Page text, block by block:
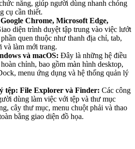
năng, giúp người dùng nhanh chóng
cụ cần thiết.
Chrome, Microsoft Edge,
diện trình duyệt tập trung vào việc lướt
quen thuộc như thanh địa chỉ, tab,
và làm mới trang.
và macOS: Đây là những hệ điều
chỉnh, bao gồm màn hình desktop,
menu ứng dụng và hệ thống quản lý
tệp: File Explorer và Finder: Các công
dùng làm việc với tệp và thư mục
cây thư mục, menu chuột phải và thao
bằng giao diện đồ họa.